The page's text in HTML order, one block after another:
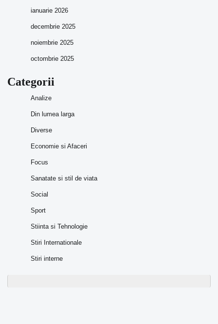
ianuarie 2026
decembrie 2025
noiembrie 2025
octombrie 2025
Categorii
Analize
Din lumea larga
Diverse
Economie si Afaceri
Focus
Sanatate si stil de viata
Social
Sport
Stiinta si Tehnologie
Stiri Internationale
Stiri interne